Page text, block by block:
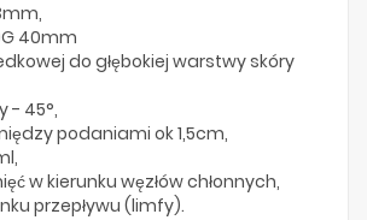
40mm
do głębokiej warstwy skóry
- 45°,
podaniami ok 1,5cm,
w kierunku węzłów chłonnych,
przepływu (limfy).